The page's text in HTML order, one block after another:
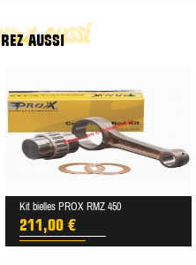
AUSSI
aussi
Kit bielles PROX RMZ 450
211,00 €